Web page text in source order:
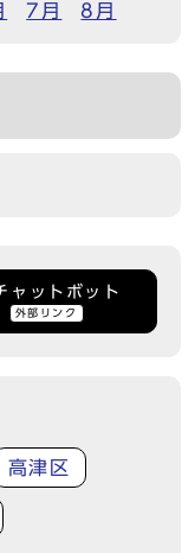
7月 8月
ャットボット
外部リンク
高津区